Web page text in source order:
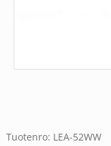
Tuotenro: LEA-52WW